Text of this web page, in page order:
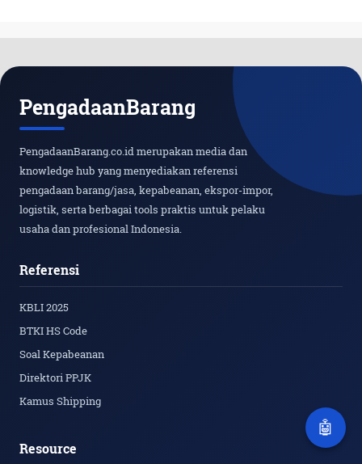
🤖
PengadaanBarang
PengadaanBarang.co.id merupakan media dan
knowledge hub yang menyediakan referensi
pengadaan barang/jasa, kepabeanan, ekspor-impor,
logistik, serta berbagai tools praktis untuk pelaku
usaha dan profesional Indonesia.
Referensi
KBLI 2025
BTKI HS Code
Soal Kepabeanan
Direktori PPJK
Kamus Shipping
Resource